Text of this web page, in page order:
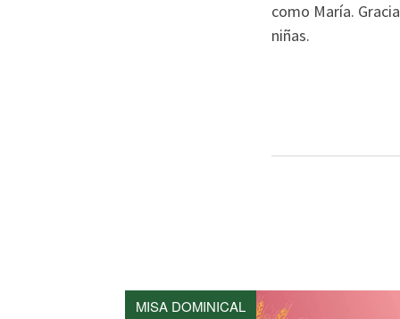
como María.
niñas.
MISA DOMINICAL